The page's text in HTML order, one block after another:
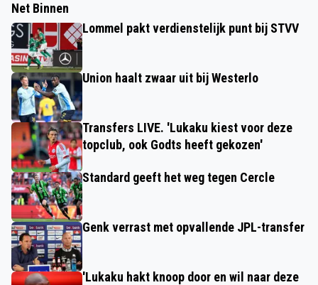
Net Binnen
Lommel pakt verdienstelijk punt bij STVV
Union haalt zwaar uit bij Westerlo
Transfers LIVE. 'Lukaku kiest voor deze
topclub, ook Godts heeft gekozen'
Standard geeft het weg tegen Cercle
Genk verrast met opvallende JPL-transfer
'Lukaku hakt knoop door en wil naar deze